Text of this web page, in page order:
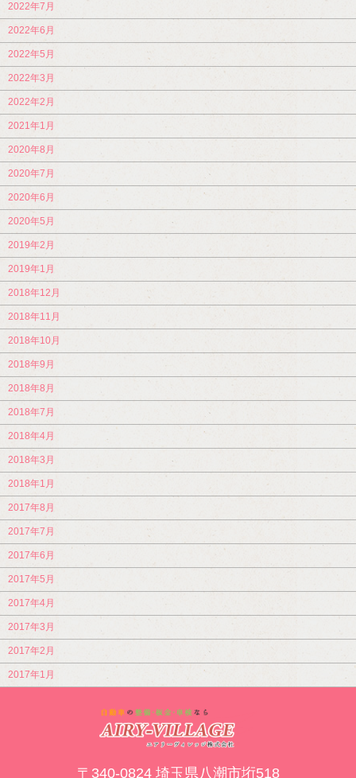
2022年7月
2022年6月
2022年5月
2022年3月
2022年2月
2021年1月
2020年8月
2020年7月
2020年6月
2020年5月
2019年2月
2019年1月
2018年12月
2018年11月
2018年10月
2018年9月
2018年8月
2018年7月
2018年4月
2018年3月
2018年1月
2017年8月
2017年7月
2017年6月
2017年5月
2017年4月
2017年3月
2017年2月
2017年1月
〒340-0824 埼玉県八潮市垳518